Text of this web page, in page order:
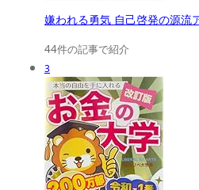
嫌われる勇気 自己啓発の源流
44件の記事で紹介
3